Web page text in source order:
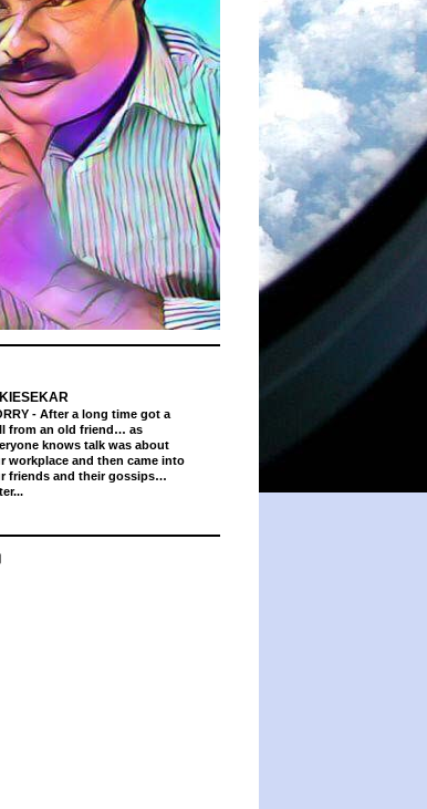
- After a long time got a
from an old friend… as
knows talk was about
workplace and then came into
friends and their gossips…